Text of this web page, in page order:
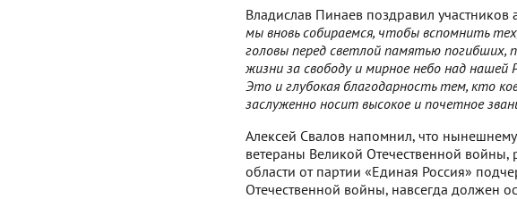
Владислав Пинаев поздравил
мы вновь собираемся, чтобы вспомнить
головы перед светлой памятью
жизни за свободу и мирное небо над нашей
Это и глубокая благодарность тем, кто
заслуженно носит высокое и почетное
Алексей Свалов напомнил, что
ветераны Великой Отечественной войны,
области от партии «Единая Россия»
Отечественной войны, навсегда должен